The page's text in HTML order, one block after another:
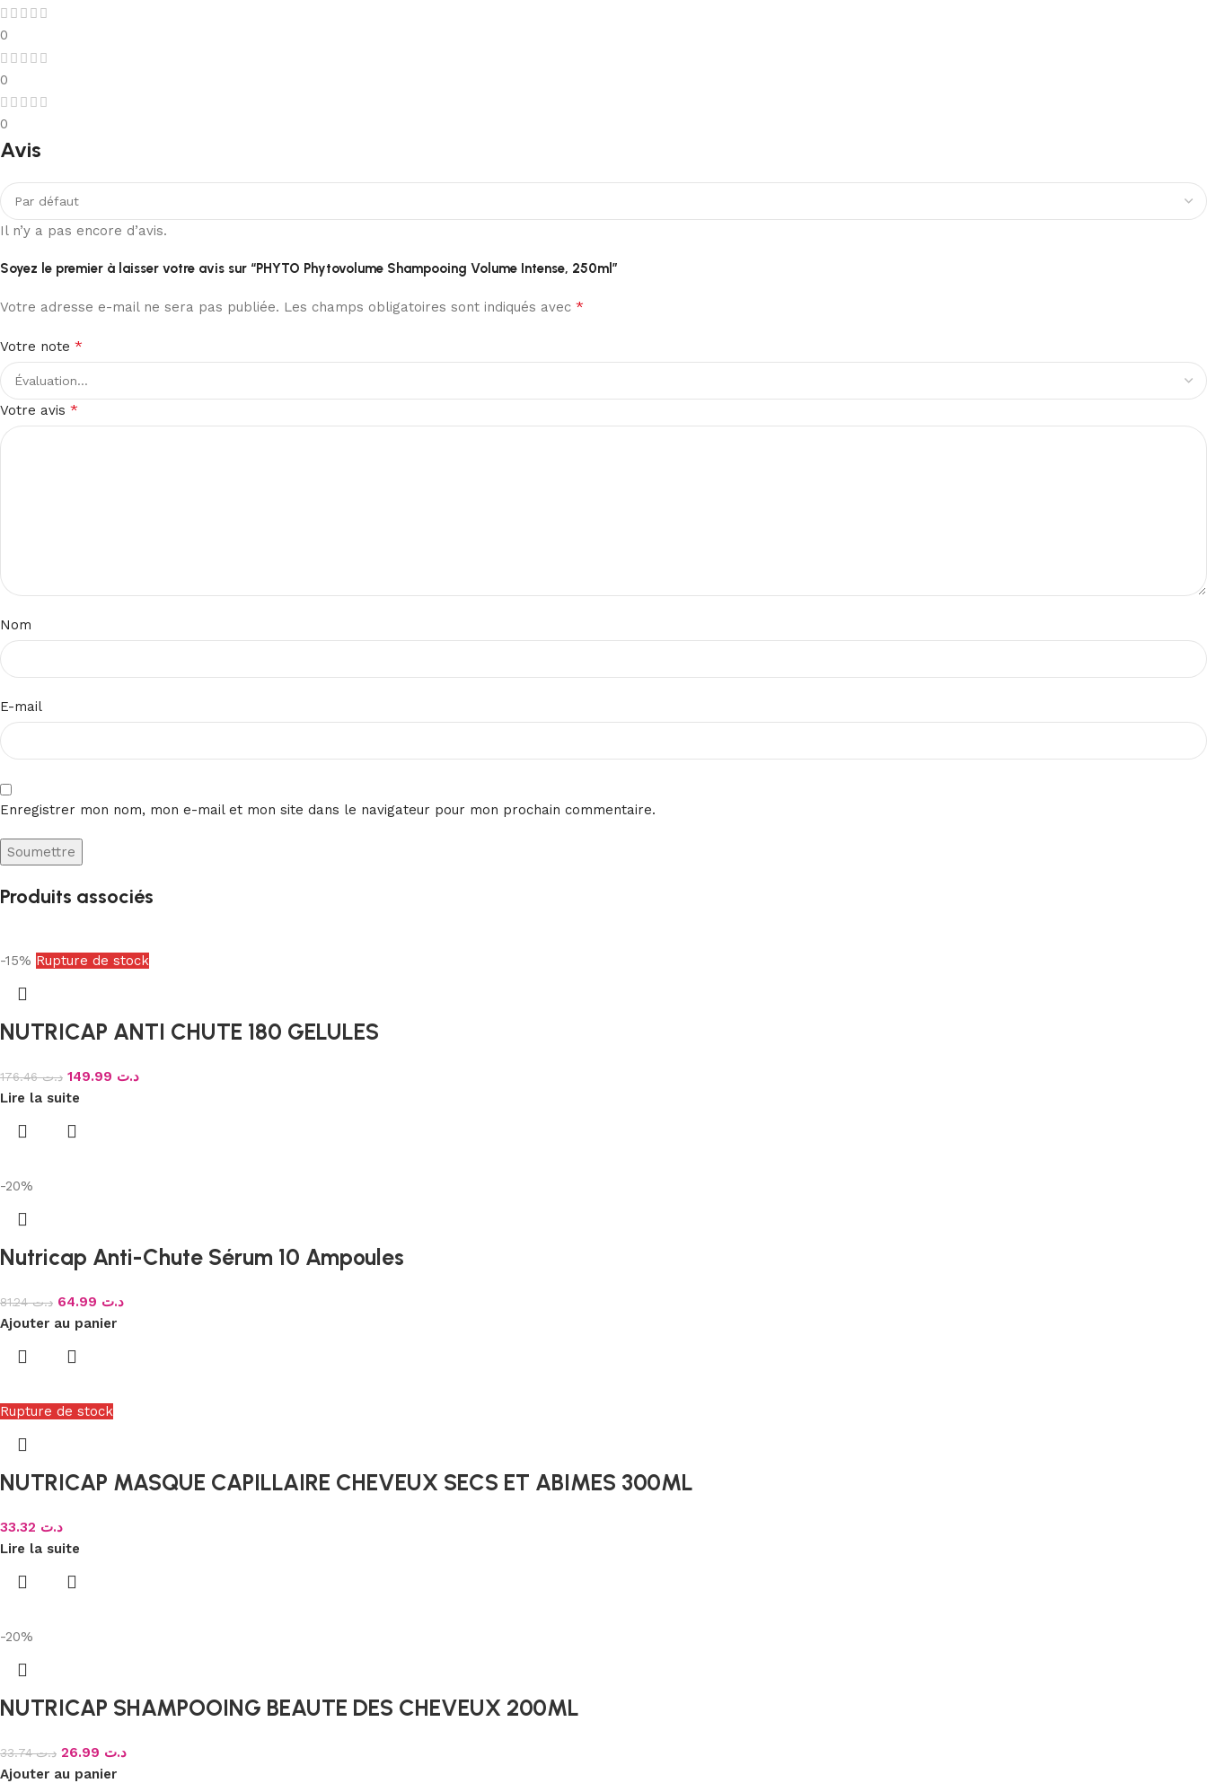
0
0
0
Avis
Il n’y a pas encore d’avis.
Soyez le premier à laisser votre avis sur “PHYTO Phytovolume Shampooing Volume Intense, 250ml”
Votre adresse e-mail ne sera pas publiée. Les champs obligatoires sont indiqués avec *
Votre note *
Votre avis *
Nom
E-mail
Enregistrer mon nom, mon e-mail et mon site dans le navigateur pour mon prochain commentaire.
Produits associés
-15% Rupture de stock
NUTRICAP ANTI CHUTE 180 GELULES
د.ت176.46 د.ت
Lire la suite
-20%
Nutricap Anti-Chute Sérum 10 Ampoules
د.ت81.24 د.ت
Ajouter au panier
Rupture de stock
NUTRICAP MASQUE CAPILLAIRE CHEVEUX SECS ET ABIMES 300ML
د.ت
Lire la suite
-20%
NUTRICAP SHAMPOOING BEAUTE DES CHEVEUX 200ML
د.ت33.74 د.ت
Ajouter au panier